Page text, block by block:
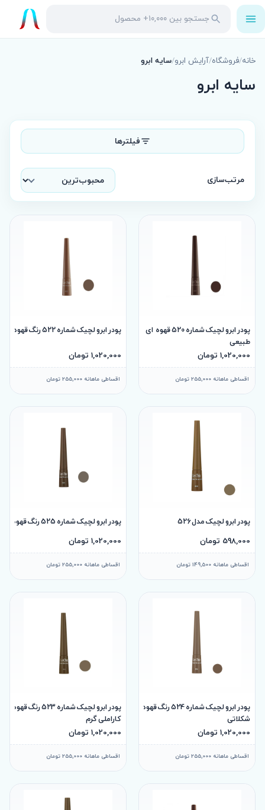
باز
کردن
منو
جستجو
در
محصولات
جستجو
خانه/فروشگاه/آرایش ابرو/سایه ابرو
سایه ابرو
فیلترها
مرتب‌سازی
پودر ابرو لچیک شماره 520 قهوه ای
طبیعی
1,020,000 تومان
اقساطی ماهانه 255,000 تومان
پودر ابرو لچیک شماره 522 رنگ قهوه‌ای ملایم
1,020,000 تومان
اقساطی ماهانه 255,000 تومان
پودر ابرو لچیک مدل 526
598,000 تومان
اقساطی ماهانه 149,500 تومان
پودر ابرو لچیک شماره 525 رنگ قهوه‌ای تیره
1,020,000 تومان
اقساطی ماهانه 255,000 تومان
پودر ابرو لچیک شماره 524 رنگ قهوه‌ای
شکلاتی
1,020,000 تومان
اقساطی ماهانه 255,000 تومان
پودر ابرو لچیک شماره 523 رنگ قهوه‌ای
کاراملی گرم
1,020,000 تومان
اقساطی ماهانه 255,000 تومان